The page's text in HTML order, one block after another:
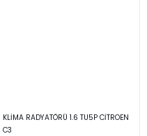
KLİMA RADYATÖRÜ 1.6 TU5P CİTROEN
C3